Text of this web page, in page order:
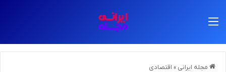
مجله ایرانی » اقتصادی